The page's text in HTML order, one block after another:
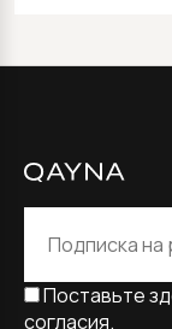
Поставьте
согласия.